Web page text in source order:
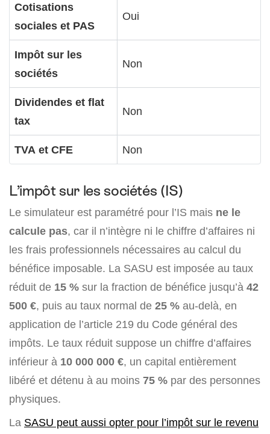
Cotisations
sociales et PAS
Oui
Impôt sur les
sociétés
Non
Dividendes et flat
tax
Non
TVA et CFE Non
L’impôt sur les sociétés (IS)
Le simulateur est paramétré pour l’IS mais ne le
calcule pas, car il n’intègre ni le chiffre d’affaires ni
les frais professionnels nécessaires au calcul du
bénéfice imposable. La SASU est imposée au taux
réduit de 15 % sur la fraction de bénéfice jusqu’à 42
500 €, puis au taux normal de 25 % au-delà, en
application de l’article 219 du Code général des
impôts. Le taux réduit suppose un chiffre d’affaires
inférieur à 10 000 000 €, un capital entièrement
libéré et détenu à au moins 75 % par des personnes
physiques.
La SASU peut aussi opter pour l’impôt sur le revenu